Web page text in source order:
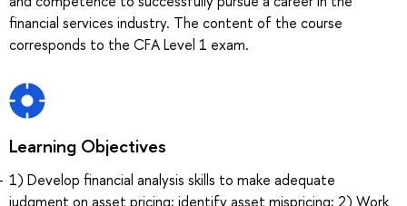
financial services industry. The content of the course
corresponds to the CFA Level 1 exam.
Learning Objectives
1) Develop financial analysis skills to make adequate
judgment on asset pricing; identify asset mispricing; 2) Work